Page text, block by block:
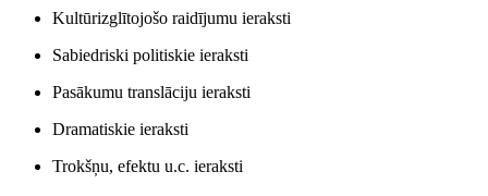
Kultūrizglītojošo raidījumu ieraksti
Sabiedriski politiskie ieraksti
Pasākumu translāciju ieraksti
Dramatiskie ieraksti
Trokšņu, efektu u.c. ieraksti